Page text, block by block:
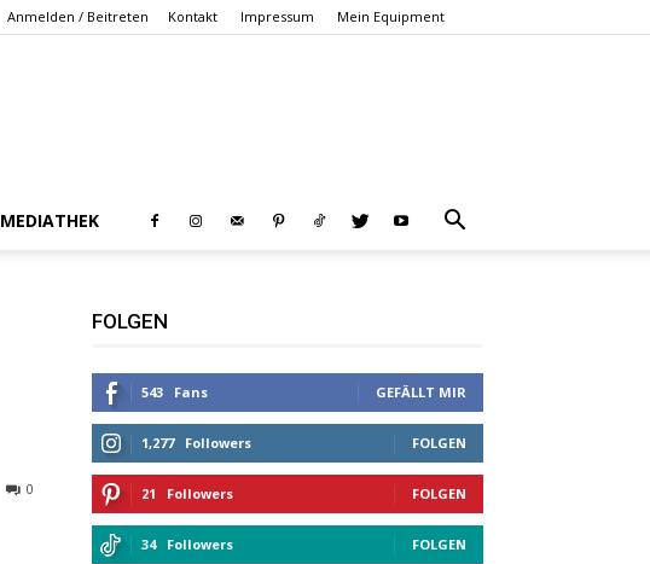
Anmelden / Beitreten Kontakt Impressum Mein Equipment
MEDIATHEK
0
FOLGEN
543 Fans GEFÄLLT MIR
1,277 Followers FOLGEN
21 Followers FOLGEN
34 Followers FOLGEN